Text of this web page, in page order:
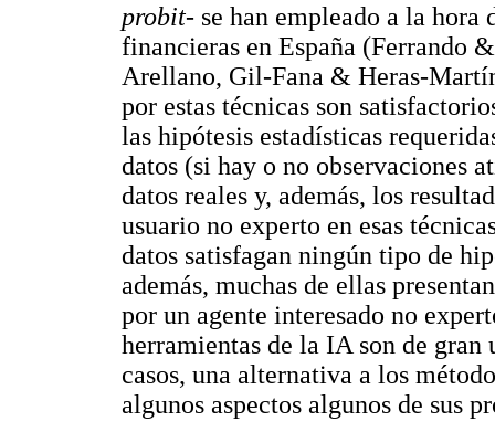
probit- se han empleado a la hora
financieras en España (Ferrando
Arellano, Gil-Fana & Heras-
por estas técnicas son
las hipótesis estadísticas
datos (si hay o no observaciones
datos reales y, además, los
usuario no experto en esas
datos satisfagan ningún tipo de
además, muchas de ellas
por un agente interesado no
herramientas de la IA son de
casos, una alternativa a los
algunos aspectos algunos de sus